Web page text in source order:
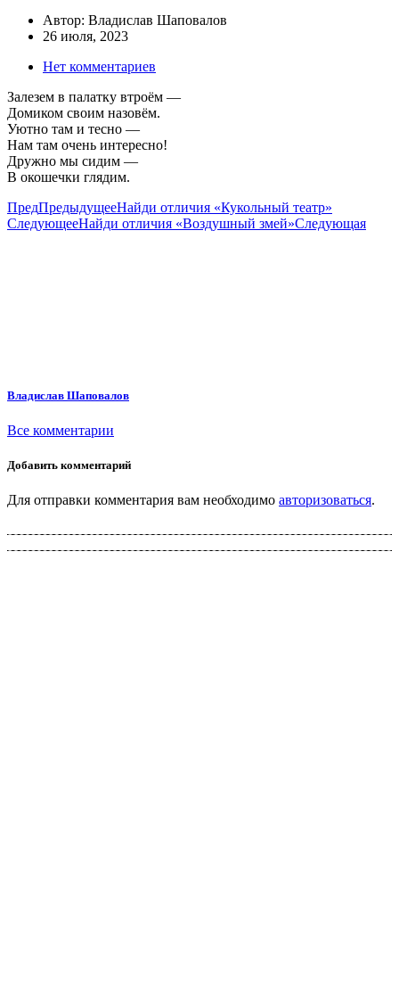
Автор: Владислав Шаповалов
26 июля, 2023
Нет комментариев
Залезем в палатку втроём —
Домиком своим назовём.
Уютно там и тесно —
Нам там очень интересно!
Дружно мы сидим —
В окошечки глядим.
ПредПредыдущееНайди отличия «Кукольный театр»
СледующееНайди отличия «Воздушный змей»Следующая
Владислав Шаповалов
Все комментарии
Добавить комментарий
Для отправки комментария вам необходимо авторизоваться.